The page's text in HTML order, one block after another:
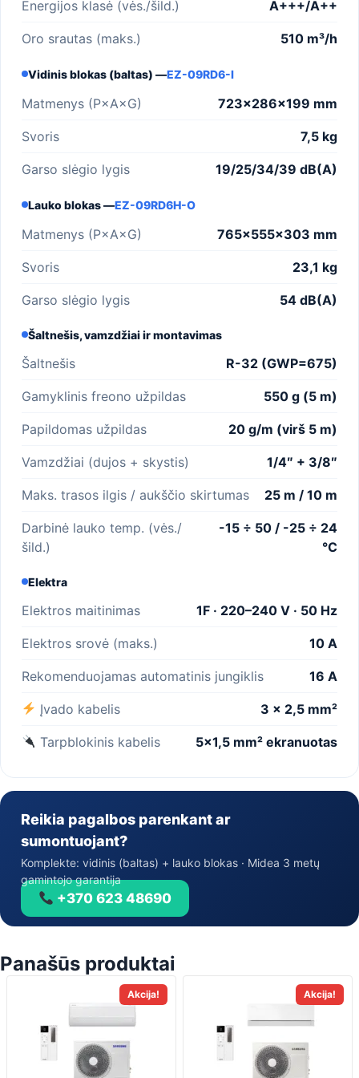
Energijos klasė (vės./šild.) A+++/A++
Oro srautas (maks.) 510 m³/h
Vidinis blokas (baltas) —EZ-09RD6-I
Matmenys (P×A×G) 723×286×199 mm
Svoris 7,5 kg
Garso slėgio lygis 19/25/34/39 dB(A)
Lauko blokas —EZ-09RD6H-O
Matmenys (P×A×G) 765×555×303 mm
Svoris 23,1 kg
Garso slėgio lygis 54 dB(A)
Šaltnešis, vamzdžiai ir montavimas
Šaltnešis R-32 (GWP=675)
Gamyklinis freono užpildas 550 g (5 m)
Papildomas užpildas 20 g/m (virš 5 m)
Vamzdžiai (dujos + skystis) 1/4″ + 3/8″
Maks. trasos ilgis / aukščio skirtumas 25 m / 10 m
Darbinė lauko temp. (vės./
šild.)
-15 ÷ 50 / -25 ÷ 24
°C
Elektra
Elektros maitinimas 1F · 220–240 V · 50 Hz
Elektros srovė (maks.) 10 A
Rekomenduojamas automatinis jungiklis 16 A
Įvado kabelis 3 × 2,5 mm²
Tarpblokinis kabelis 5×1,5 mm² ekranuotas
Reikia pagalbos parenkant ar
sumontuojant?
Komplekte: vidinis (baltas) + lauko blokas · Midea 3 metų
gamintojo garantija
+370 623 48690
Panašūs produktai
Akcija!
has
multiple
variants.
Akcija!
has
multiple
variants.